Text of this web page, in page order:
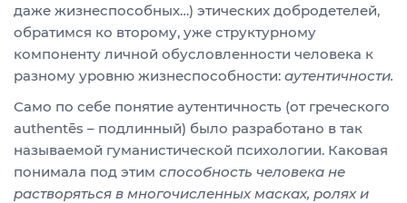
даже жизнеспособных…) этических добродетелей,
обратимся ко второму, уже структурному
компоненту личной обусловленности человека к
разному уровню жизнеспособности: аутентичности.
Само по себе понятие аутентичность (от греческого
authentēs – подлинный) было разработано в так
называемой гуманистической психологии. Каковая
понимала под этим способность человека не
растворяться в многочисленных масках, ролях и